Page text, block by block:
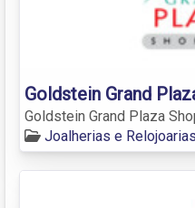
Goldstein Grand
Goldstein Grand Plaza
Joalherias e